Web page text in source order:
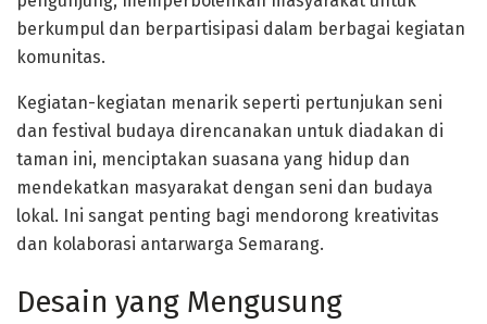
berkumpul dan berpartisipasi dalam berbagai kegiatan
komunitas.
Kegiatan-kegiatan menarik seperti pertunjukan seni
dan festival budaya direncanakan untuk diadakan di
taman ini, menciptakan suasana yang hidup dan
mendekatkan masyarakat dengan seni dan budaya
lokal. Ini sangat penting bagi mendorong kreativitas
dan kolaborasi antarwarga Semarang.
Desain yang Mengusung